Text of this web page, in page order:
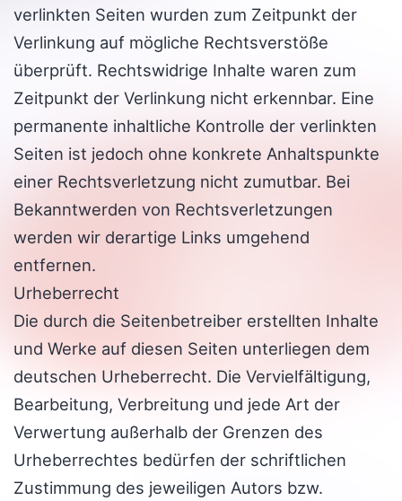
verlinkten Seiten wurden zum Zeitpunkt der
Verlinkung auf mögliche Rechtsverstöße
überprüft. Rechtswidrige Inhalte waren zum
Zeitpunkt der Verlinkung nicht erkennbar. Eine
permanente inhaltliche Kontrolle der verlinkten
Seiten ist jedoch ohne konkrete Anhaltspunkte
einer Rechtsverletzung nicht zumutbar. Bei
Bekanntwerden von Rechtsverletzungen
werden wir derartige Links umgehend
entfernen.
Urheberrecht
Die durch die Seitenbetreiber erstellten Inhalte
und Werke auf diesen Seiten unterliegen dem
deutschen Urheberrecht. Die Vervielfältigung,
Bearbeitung, Verbreitung und jede Art der
Verwertung außerhalb der Grenzen des
Urheberrechtes bedürfen der schriftlichen
Zustimmung des jeweiligen Autors bzw.